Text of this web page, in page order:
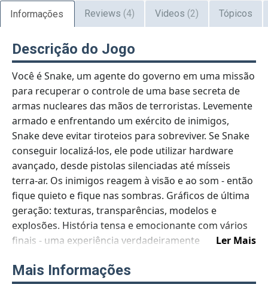
Informações Reviews (4) Videos (2) Tópicos
Descrição do Jogo
Ler Mais
Você é Snake, um agente do governo em uma missão
para recuperar o controle de uma base secreta de
armas nucleares das mãos de terroristas. Levemente
armado e enfrentando um exército de inimigos,
Snake deve evitar tiroteios para sobreviver. Se Snake
conseguir localizá-los, ele pode utilizar hardware
avançado, desde pistolas silenciadas até mísseis
terra-ar. Os inimigos reagem à visão e ao som - então
fique quieto e fique nas sombras. Gráficos de última
geração: texturas, transparências, modelos e
explosões. História tensa e emocionante com vários
finais - uma experiência verdadeiramente
Mais Informações